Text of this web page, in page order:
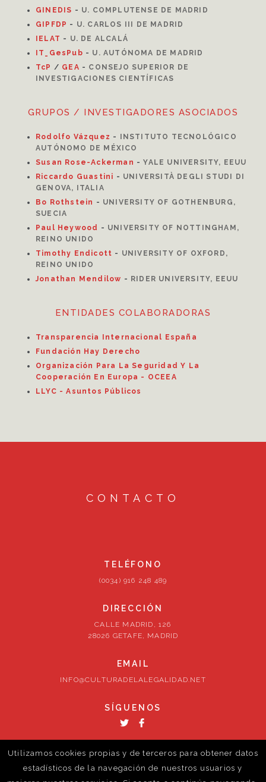
GINEDIS - U. COMPLUTENSE DE MADRID
GIPFDP - U. CARLOS III DE MADRID
ELAT - U. DE ALCALÁ
IT_GesPub - U. AUTÓNOMA DE MADRID
TcP / GEA - CONSEJO SUPERIOR DE
INVESTIGACIONES CIENTÍFICAS
GRUPOS / INVESTIGADORES ASOCIADOS
Rodolfo Vázquez -
INSTITUTO TECNOLÓGICO
AUTÓNOMO DE MÉXICO
Susan Rose-Ackerman -YALE UNIVERSITY, EEUU
Riccardo Guastini - UNIVERSITÀ DEGLI STUDI DI
GENOVA, ITALIA
Bo Rothstein - UNIVERSITY OF GOTHENBURG,
SUECIA
Paul Heywood - UNIVERSITY OF NOTTINGHAM,
REINO UNIDO
Timothy Endicott - UNIVERSITY OF OXFORD,
REINO UNIDO
Jonathan Mendilow - RIDER UNIVERSITY, EEUU
ENTIDADES COLABORADORAS
Transparencia Internacional España
Fundación Hay Derecho
Organización Para La Seguridad Y La
Cooperación En Europa - OCEEA
LLYC - Asuntos Públicos
CONTACTO
TELÉFONO
(0034) 916 248 489
DIRECCIÓN
CALLE MADRID, 126
28026 GETAFE, MADRID
EMAIL
INFO@CULTURADELALEGALIDAD.NET
SÍGUENOS
Utilizamos cookies propias y de terceros para obtener datos
estadísticos de la navegación de nuestros usuarios y